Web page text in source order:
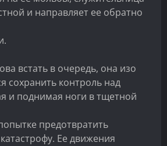
и направляет ее обратно
встать в очередь, она изо
сохранить контроль над
и поднимая ноги в тщетной
предотвратить
Ее движения